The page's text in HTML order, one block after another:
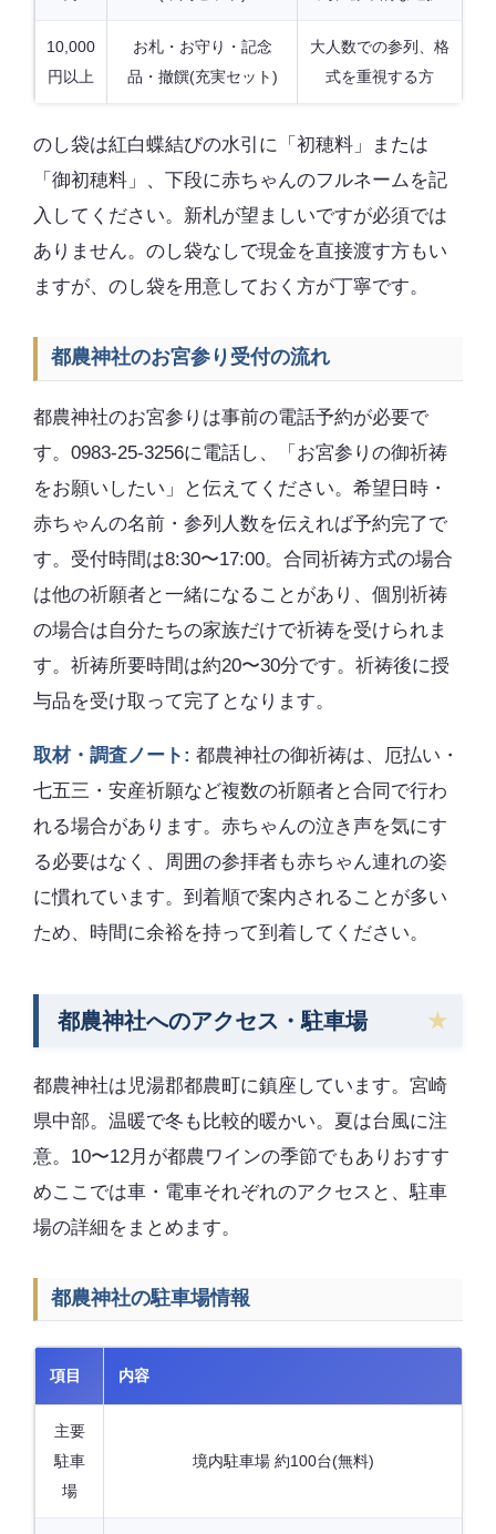
10,000
円以上
お札・お守り・記念
品・撤饌(充実セット)
大人数での参列、格
式を重視する方
のし袋は紅白蝶結びの水引に「初穂料」または
「御初穂料」、下段に赤ちゃんのフルネームを記
入してください。新札が望ましいですが必須では
ありません。のし袋なしで現金を直接渡す方もい
ますが、のし袋を用意しておく方が丁寧です。
都農神社のお宮参り受付の流れ
都農神社のお宮参りは事前の電話予約が必要で
す。0983-25-3256に電話し、「お宮参りの御祈祷
をお願いしたい」と伝えてください。希望日時・
赤ちゃんの名前・参列人数を伝えれば予約完了で
す。受付時間は8:30〜17:00。合同祈祷方式の場合
は他の祈願者と一緒になることがあり、個別祈祷
の場合は自分たちの家族だけで祈祷を受けられま
す。祈祷所要時間は約20〜30分です。祈祷後に授
与品を受け取って完了となります。
取材・調査ノート: 都農神社の御祈祷は、厄払い・
七五三・安産祈願など複数の祈願者と合同で行わ
れる場合があります。赤ちゃんの泣き声を気にす
る必要はなく、周囲の参拝者も赤ちゃん連れの姿
に慣れています。到着順で案内されることが多い
ため、時間に余裕を持って到着してください。
都農神社へのアクセス・駐車場
都農神社は児湯郡都農町に鎮座しています。宮崎
県中部。温暖で冬も比較的暖かい。夏は台風に注
意。10〜12月が都農ワインの季節でもありおすす
めここでは車・電車それぞれのアクセスと、駐車
場の詳細をまとめます。
都農神社の駐車場情報
項目 内容
主要
駐車
場
境内駐車場 約100台(無料)